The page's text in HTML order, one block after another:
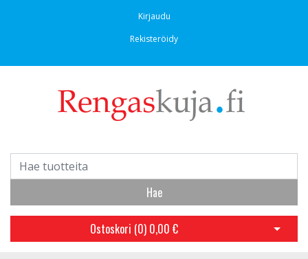
Kirjaudu
Rekisteröidy
Hae
Ostoskori (0) 0,00 € Avaa